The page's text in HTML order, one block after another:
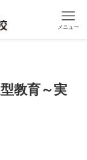
メニュー
教育～実